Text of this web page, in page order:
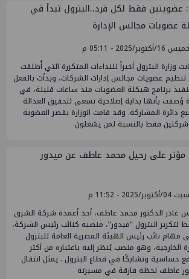
عضويتين فقط لكل فرد..البترول تبدأ في
عضويات مجالس الإدارة
أكتوبر/2025 - 05:11 م
وزارة البترول أخيراً للنداءات المتكررة التي أُطلقت
عضويات مجالس إدارات الشركات، وبدأت بالفعل
برنامج هيكلة العضويات منذ ساعات قليلة، في
بأنها بداية إصلاحية تسعى لتحقيق العدالة
دائرة المشاركة. وقد قامت الوزارة بقصر العضوية
فقط بالنسبة لمن يشغلون
مؤثر على رحيل محمد عاطف عن ميدور
2025 - 11:52 م
غادر الدكتور محمد عاطف، أحد أعمدة شركة الشرق
لتكرير البترول “ميدور”، منصبه كنائب رئيس الشركة،
مهام نائب رئيس الهيئة المصرية العامة للبترول
الخارجية، وهو منصب يُنظر إليه باعتباره من أكثر
حساسية وتشابكًا في قطاع البترول . يمثل انتقال
عاطف لحظة فارقة في مسيرته